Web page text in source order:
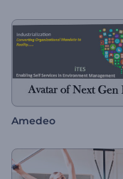
Amedeo